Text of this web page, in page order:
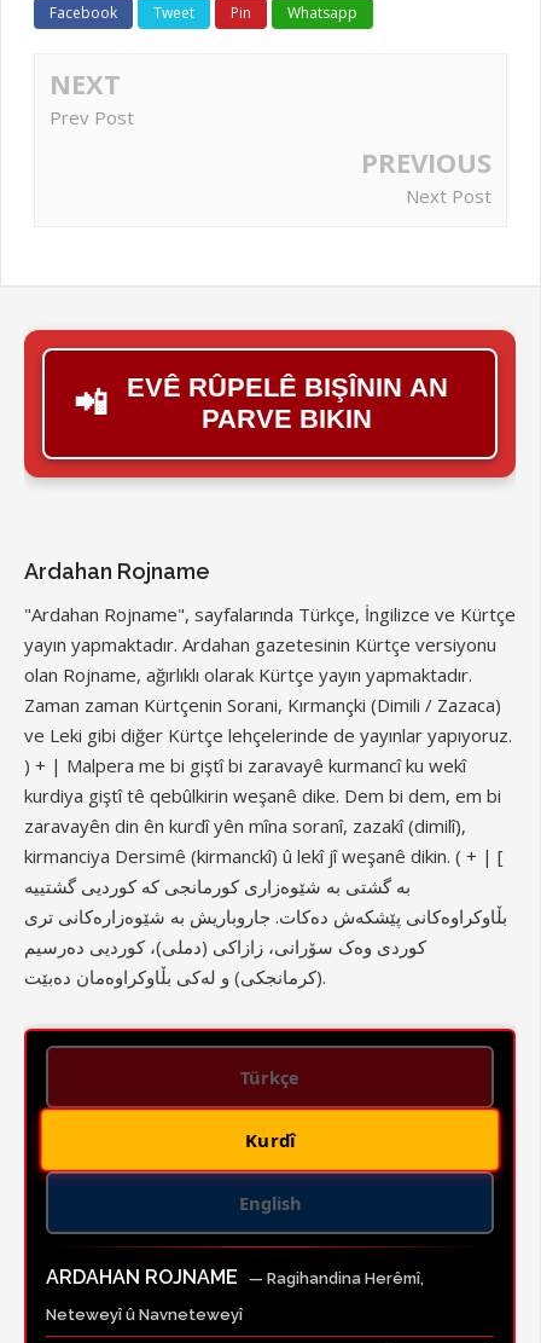
Facebook Tweet Pin Whatsapp
NEXT
Prev Post
PREVIOUS
Next Post
📲
EVÊ RÛPELÊ BIŞÎNIN AN
PARVE BIKIN
Ardahan Rojname
"Ardahan Rojname", sayfalarında Türkçe, İngilizce ve Kürtçe
yayın yapmaktadır. Ardahan gazetesinin Kürtçe versiyonu
olan Rojname, ağırlıklı olarak Kürtçe yayın yapmaktadır.
Zaman zaman Kürtçenin Sorani, Kırmançki (Dimili / Zazaca)
ve Leki gibi diğer Kürtçe lehçelerinde de yayınlar yapıyoruz.
) + | Malpera me bi giştî bi zaravayê kurmancî ku wekî
kurdiya giştî tê qebûlkirin weşanê dike. Dem bi dem, em bi
zaravayên din ên kurdî yên mîna soranî, zazakî (dimilî),
kirmanciya Dersimê (kirmanckî) û lekî jî weşanê dikin. ( + | [
بە گشتی بە شێوەزاری کورمانجی کە کوردیی گشتییە
بڵاوکراوەکانی پێشکەش دەکات. جاروباریش بە شێوەزارەکانی تری
کوردی وەک سۆرانی، زازاکی (دملی)، کوردیی دەرسیم
(کرمانجکی) و لەکی بڵاوکراوەمان دەبێت.
Türkçe
Kurdî
English
ARDAHAN ROJNAME
— Ragihandina Herêmî,
Neteweyî û Navneteweyî